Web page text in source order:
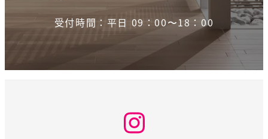
受付時間：平日 09：00〜18：00
Instagram